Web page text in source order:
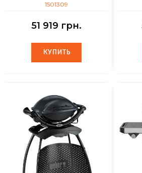
1501309
51 919 грн.
КУПИТЬ
КУПИТЬ